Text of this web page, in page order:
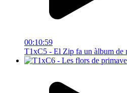
00:10:59
T1xC5 - El Zip fa un àlbum de